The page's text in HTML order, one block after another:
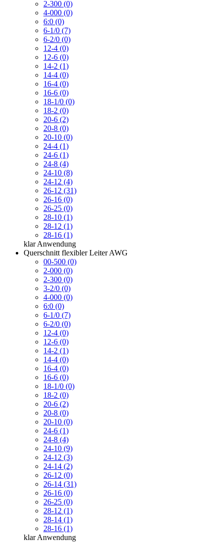
2-300 (0)
4-000 (0)
6:0 (0)
6-1/0 (7)
6-2/0 (0)
12-4 (0)
12-6 (0)
14-2 (1)
14-4 (0)
16-4 (0)
16-6 (0)
18-1/0 (0)
18-2 (0)
20-6 (2)
20-8 (0)
20-10 (0)
24-4 (1)
24-6 (1)
24-8 (4)
24-10 (8)
24-12 (4)
26-12 (31)
26-16 (0)
26-25 (0)
28-10 (1)
28-12 (1)
28-16 (1)
klar Anwendung
Querschnitt flexibler Leiter AWG
00-500 (0)
2-000 (0)
2-300 (0)
3-2/0 (0)
4-000 (0)
6:0 (0)
6-1/0 (7)
6-2/0 (0)
12-4 (0)
12-6 (0)
14-2 (1)
14-4 (0)
16-4 (0)
16-6 (0)
18-1/0 (0)
18-2 (0)
20-6 (2)
20-8 (0)
20-10 (0)
24-6 (1)
24-8 (4)
24-10 (9)
24-12 (3)
24-14 (2)
26-12 (0)
26-14 (31)
26-16 (0)
26-25 (0)
28-12 (1)
28-14 (1)
28-16 (1)
klar Anwendung